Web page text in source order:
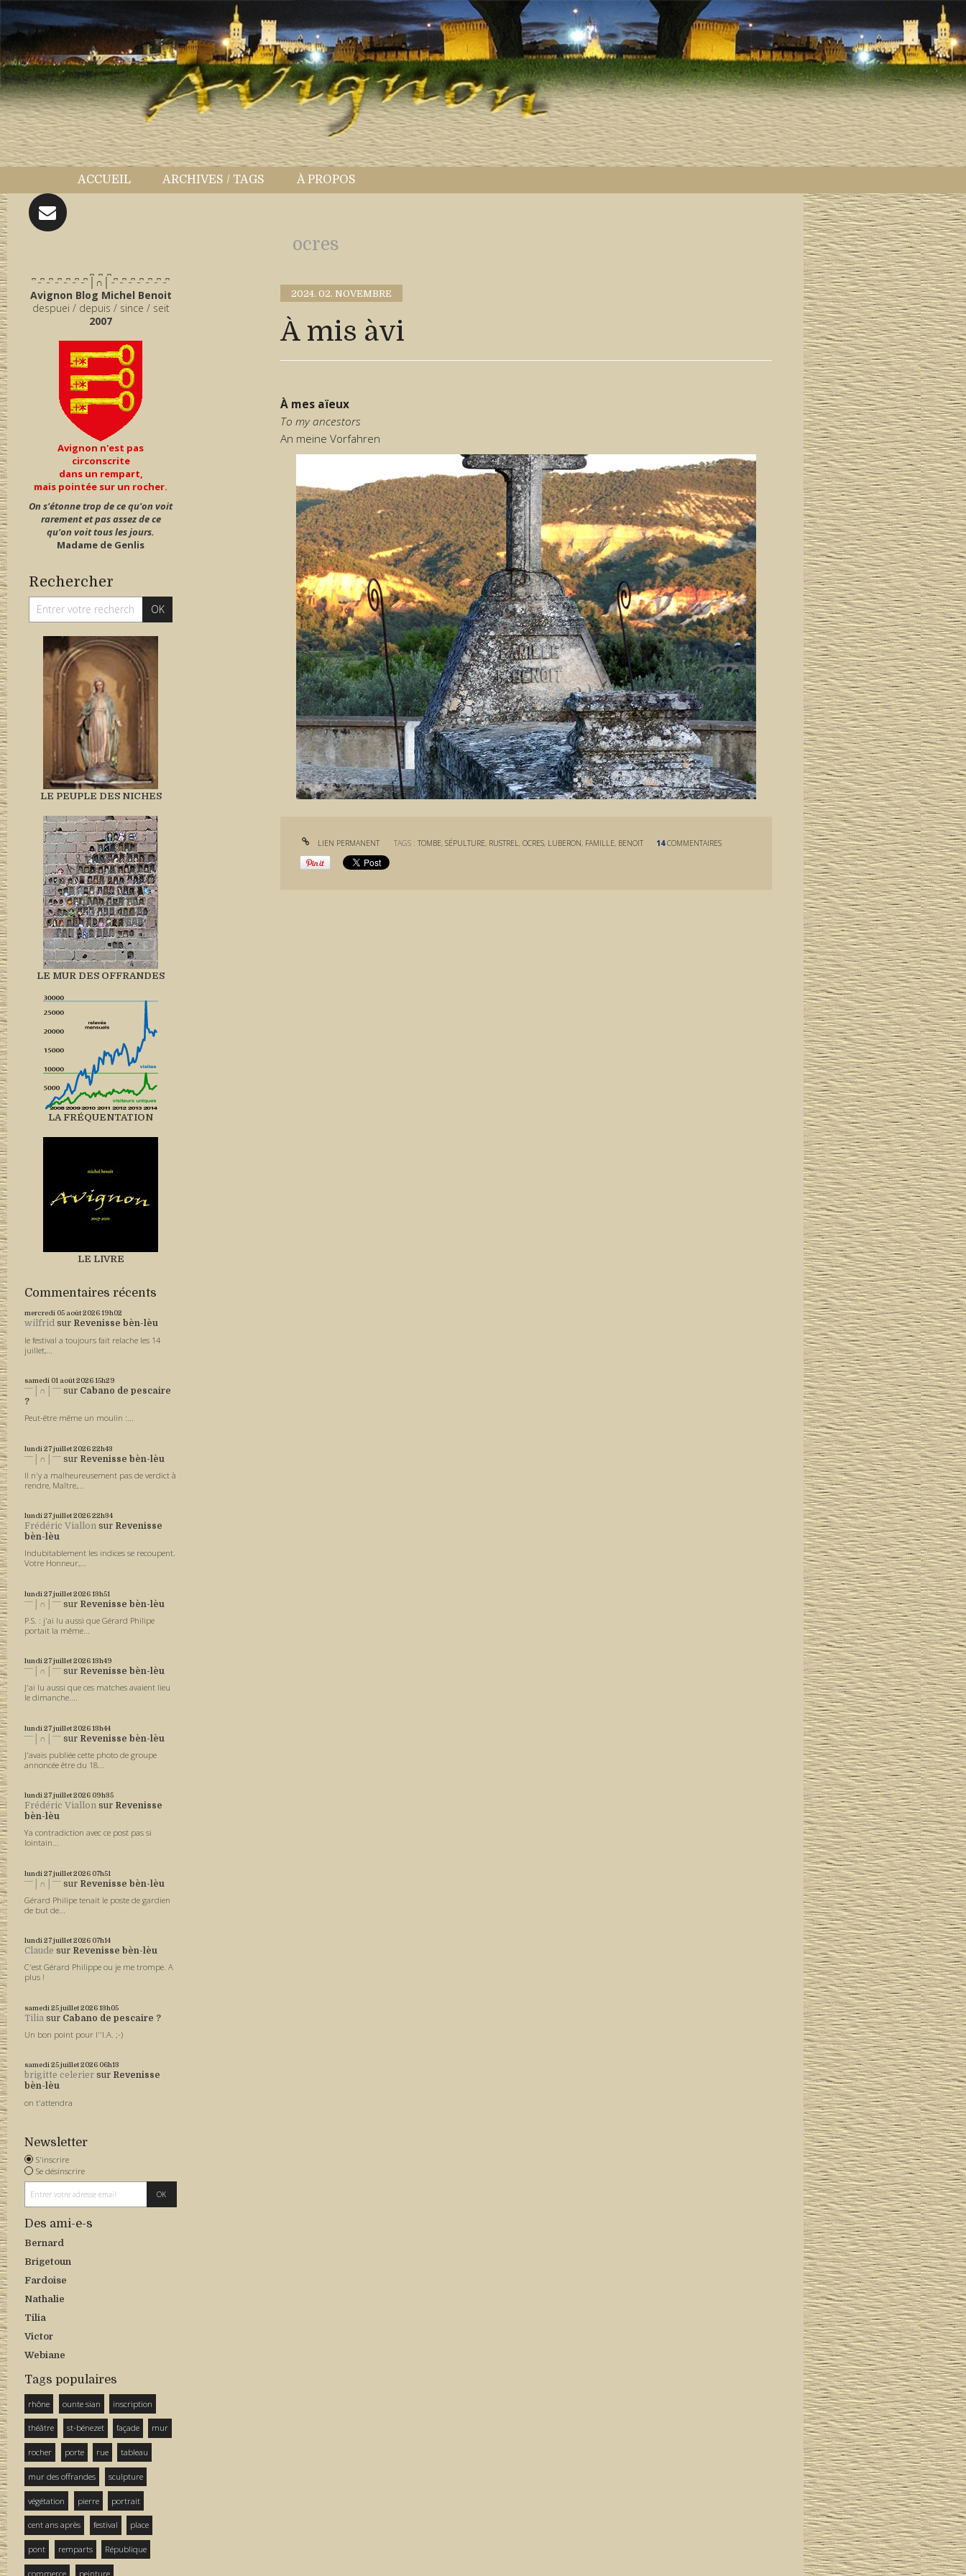
ACCUEIL ARCHIVES / TAGS À PROPOS
͆ ̵ ͆ ̵ ͆ ̵ ͆ ̵ ͆ ̵ ͆ ̵ ͆ │∩│ ̵ ͆ ̵ ͆ ̵ ͆ ̵ ͆ ̵ ͆ ̵ ͆ ̵ ͆
Avignon Blog Michel Benoit
despuei / depuis / since / seit
2007
Avignon n'est pas
circonscrite
dans un rempart,
mais pointée sur un rocher.
On s'étonne trop de ce qu'on voit
rarement et pas assez de ce
qu'on voit tous les jours.
Madame de Genlis
Rechercher
LE PEUPLE DES NICHES
LE MUR DES OFFRANDES
LA FRÉQUENTATION
LE LIVRE
Commentaires récents
mercredi 05 août 2026 19h02
wilfrid sur Revenisse bèn-lèu
le festival a toujours fait relache les 14
juillet,...
samedi 01 août 2026 15h29
ˉˉˉ│∩│ˉˉˉ sur Cabano de pescaire
?
Peut-être même un moulin :...
lundi 27juillet 2026 22h43
ˉˉˉ│∩│ˉˉˉ sur Revenisse bèn-lèu
Il n'y a malheureusement pas de verdict à
rendre, Maître,...
lundi 27juillet 2026 22h34
Frédéric Viallon sur Revenisse
bèn-lèu
Indubitablement les indices se recoupent.
Votre Honneur,...
lundi 27juillet 2026 13h51
ˉˉˉ│∩│ˉˉˉ sur Revenisse bèn-lèu
P.S. : j'ai lu aussi que Gérard Philipe
portait la même...
lundi 27juillet 2026 13h49
ˉˉˉ│∩│ˉˉˉ sur Revenisse bèn-lèu
J'ai lu aussi que ces matches avaient lieu
le dimanche....
lundi 27juillet 2026 13h44
ˉˉˉ│∩│ˉˉˉ sur Revenisse bèn-lèu
J'avais publiée cette photo de groupe
annoncée être du 18...
lundi 27juillet 2026 09h35
Frédéric Viallon sur Revenisse
bèn-lèu
Ya contradiction avec ce post pas si
lointain...
lundi 27juillet 2026 07h51
ˉˉˉ│∩│ˉˉˉ sur Revenisse bèn-lèu
Gérard Philipe tenait le poste de gardien
de but de...
lundi 27juillet 2026 07h14
Claude sur Revenisse bèn-lèu
C'est Gérard Philippe ou je me trompe. A
plus !
samedi 25 juillet 2026 13h05
Tilia sur Cabano de pescaire ?
Un bon point pour l''I.A. ;-)
samedi 25 juillet 2026 06h13
brigitte celerier sur Revenisse
bèn-lèu
on t'attendra
Newsletter
S'inscrire
Se désinscrire
Des ami-e-s
Bernard
Brigetoun
Fardoise
Nathalie
Tilia
Victor
Webiane
Tags populaires
rhône ounte sian inscription
théâtre st-bénezet façade mur
rocher porte rue tableau
mur des offrandes sculpture
végétation pierre portrait
cent ans après festival place
pont remparts République
commerce peinture
ocres
2024. 02. NOVEMBRE
À mis àvi
À mes aïeux
To my ancestors
An meine Vorfahren
LIEN PERMANENT TAGS :TOMBE,SÉPULTURE, RUSTREL,OCRES, LUBERON, FAMILLE, BENOIT 14 COMMENTAIRES